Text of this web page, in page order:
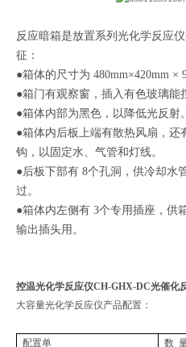
反应暗箱是放置系列光化学反应
征：
●箱体的尺寸为 480mm×420mm ×
●箱门有观察窗，插入有色玻璃能
●箱体内部为黑色，以降低光反射。
●箱体内后板上端有散热风扇，还
钩，以固定水、气管和灯线。
●后板下部有 8个孔洞，供冷却水
过。
●箱体内左侧有 3个专用插座，供
输出插头用。
控温光化学反应仪CH-GHX-DC光催化
大容量光化学反应仪产品配置：
配置单
数